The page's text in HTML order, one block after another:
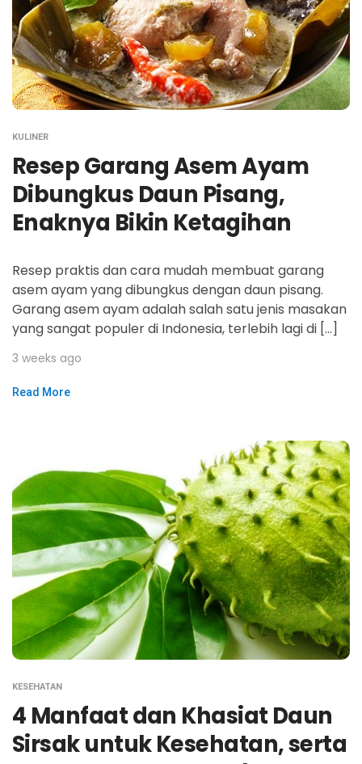
KULINER
Resep Garang Asem Ayam
Dibungkus Daun Pisang,
Enaknya Bikin Ketagihan
Resep praktis dan cara mudah membuat garang
asem ayam yang dibungkus dengan daun pisang.
Garang asem ayam adalah salah satu jenis masakan
yang sangat populer di Indonesia, terlebih lagi di […]
3 weeks ago
Read More
KESEHATAN
4 Manfaat dan Khasiat Daun
Sirsak untuk Kesehatan, serta